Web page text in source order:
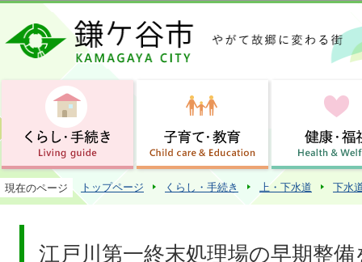
この
現在のページ トップページ くらし・手続き 上・下水道 下水
江戸川第一終末処理場の早期整